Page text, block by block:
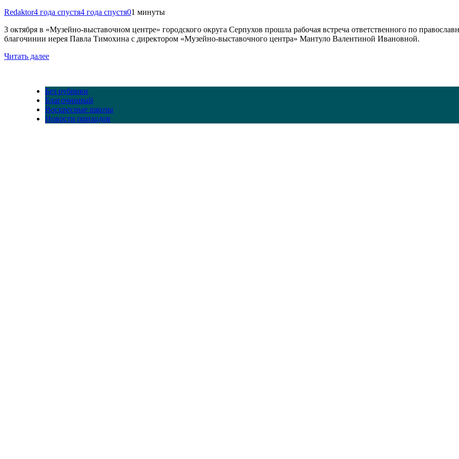
Redaktor4 года спустя4 года спустя01 минуты
3 октября в «Музейно-выставочном центре» городского округа Серпухов прошла рабочая встреча ответственного по
благочинии иерея Павла Тимохина с директором «Музейно-выставочного центра» Мантуло Валентиной Ивановной.
Читать далее
Без рубрики
Благочинный
Воскресные школы
Новости приходов